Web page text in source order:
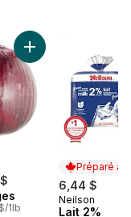
1lb
Ajouter Oignons
Préparé au
6,44 $
Préparé au
Neilson
Lait 2%